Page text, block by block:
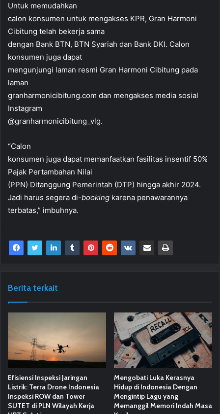
Untuk memudahkan
calon konsumen untuk mengakses KPR, Gran Harmoni
Cibitung telah bekerja sama
dengan Bank BTN, BTN Syariah dan Bank DKI. Calon
konsumen juga dapat
mengunjungi laman resmi Gran Harmoni Cibitung pada
laman
granharmonicibitung.com dan mengakses media sosial
Instagram
@granharmonicibitung_vlg.
“Calon
konsumen juga dapat memanfaatkan fasilitas insentif 50%
Pajak Pertambahan Nilai
(PPN) Ditanggung Pemerintah (DTP) hingga akhir 2024.
Jadi harus segera di-booking karena penawarannya
terbatas,” imbuhnya.
Berita terkait
Efisiensi Inspeksi Jaringan
Listrik: Terra Drone Indonesia
Inspeksi ROW dan Tower
SUTET di PLN Wilayah Kerja
Mengobati Luka Kerasnya
Hidup di Indonesia Dengan
Mengintip Lagu yang
Memanggil Memori Indah Masa